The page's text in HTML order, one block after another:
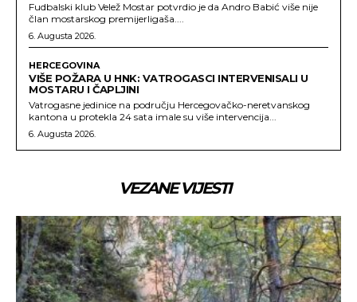
Fudbalski klub Velež Mostar potvrdio je da Andro Babić više nije
član mostarskog premijerligaša....
6. Augusta 2026.
HERCEGOVINA
VIŠE POŽARA U HNK: VATROGASCI INTERVENISALI U
MOSTARU I ČAPLJINI
Vatrogasne jedinice na području Hercegovačko-neretvanskog
kantona u protekla 24 sata imale su više intervencija...
6. Augusta 2026.
VEZANE VIJESTI